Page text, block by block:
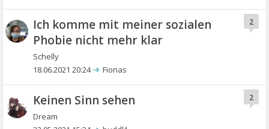
Ich komme mit meiner sozialen
Phobie nicht mehr klar
Schelly
2
18.06.2021 20:24 Fionas
Keinen Sinn sehen
Dream
2